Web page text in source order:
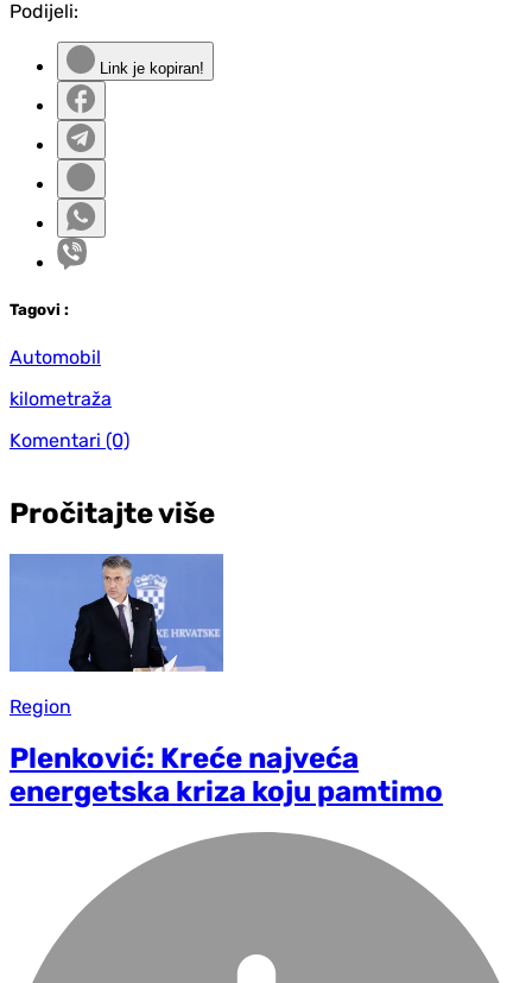
Podijeli:
Link je kopiran!
Tagovi :
Automobil
kilometraža
Komentari (0)
Pročitajte više
Region
Plenković: Kreće najveća
energetska kriza koju pamtimo